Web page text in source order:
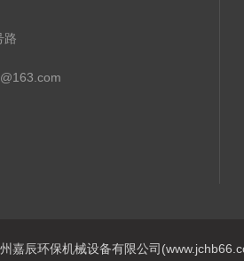
路
嘉辰环保机械设备有限公司